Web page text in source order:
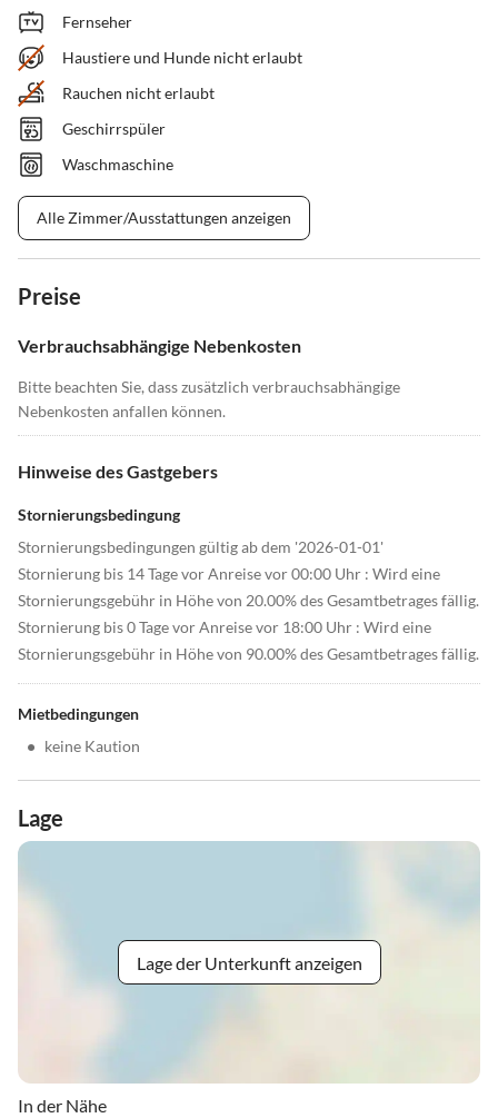
Fernseher
Haustiere und Hunde nicht erlaubt
Rauchen nicht erlaubt
Geschirrspüler
Waschmaschine
Alle Zimmer/Ausstattungen anzeigen
Preise
Verbrauchsabhängige Nebenkosten
Bitte beachten Sie, dass zusätzlich verbrauchsabhängige
Nebenkosten anfallen können.
Hinweise des Gastgebers
Stornierungsbedingung
Stornierungsbedingungen gültig ab dem '2026-01-01'
Stornierung bis 14 Tage vor Anreise vor 00:00 Uhr : Wird eine
Stornierungsgebühr in Höhe von 20.00% des Gesamtbetrages fällig.
Stornierung bis 0 Tage vor Anreise vor 18:00 Uhr : Wird eine
Stornierungsgebühr in Höhe von 90.00% des Gesamtbetrages fällig.
Mietbedingungen
• keine Kaution
Lage
Lage der Unterkunft anzeigen
In der Nähe